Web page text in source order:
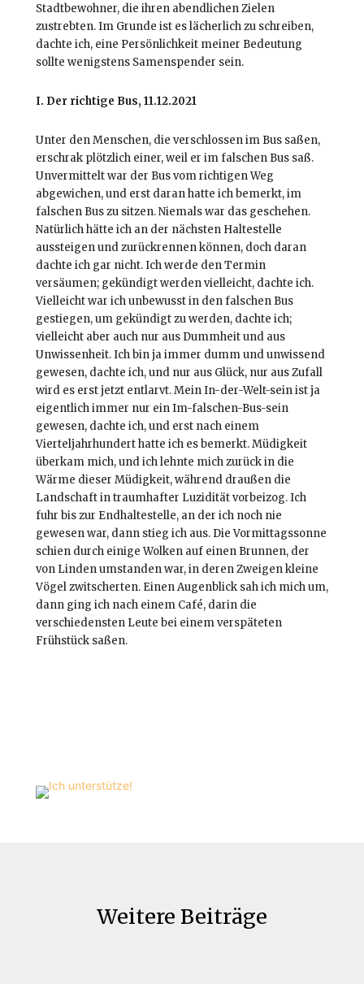
Stadtbewohner, die ihren abendlichen Zielen
zustrebten. Im Grunde ist es lächerlich zu schreiben,
dachte ich, eine Persönlichkeit meiner Bedeutung
sollte wenigstens Samenspender sein.
I. Der richtige Bus, 11.12.2021
Unter den Menschen, die verschlossen im Bus saßen,
erschrak plötzlich einer, weil er im falschen Bus saß.
Unvermittelt war der Bus vom richtigen Weg
abgewichen, und erst daran hatte ich bemerkt, im
falschen Bus zu sitzen. Niemals war das geschehen.
Natürlich hätte ich an der nächsten Haltestelle
aussteigen und zurückrennen können, doch daran
dachte ich gar nicht. Ich werde den Termin
versäumen; gekündigt werden vielleicht, dachte ich.
Vielleicht war ich unbewusst in den falschen Bus
gestiegen, um gekündigt zu werden, dachte ich;
vielleicht aber auch nur aus Dummheit und aus
Unwissenheit. Ich bin ja immer dumm und unwissend
gewesen, dachte ich, und nur aus Glück, nur aus Zufall
wird es erst jetzt entlarvt. Mein In-der-Welt-sein ist ja
eigentlich immer nur ein Im-falschen-Bus-sein
gewesen, dachte ich, und erst nach einem
Vierteljahrhundert hatte ich es bemerkt. Müdigkeit
überkam mich, und ich lehnte mich zurück in die
Wärme dieser Müdigkeit, während draußen die
Landschaft in traumhafter Luzidität vorbeizog. Ich
fuhr bis zur Endhaltestelle, an der ich noch nie
gewesen war, dann stieg ich aus. Die Vormittagssonne
schien durch einige Wolken auf einen Brunnen, der
von Linden umstanden war, in deren Zweigen kleine
Vögel zwitscherten. Einen Augenblick sah ich mich um,
dann ging ich nach einem Café, darin die
verschiedensten Leute bei einem verspäteten
Frühstück saßen.
Weitere Beiträge